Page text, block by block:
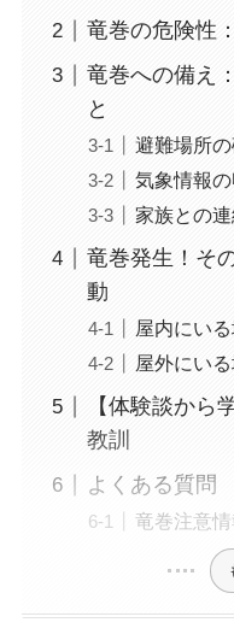
竜巻の危険性
竜巻への備え
と
避難場所
気象情報
家族との
竜巻発生！そ
動
屋内にい
屋外にい
【体験談から
教訓
よくある質問
竜巻注意